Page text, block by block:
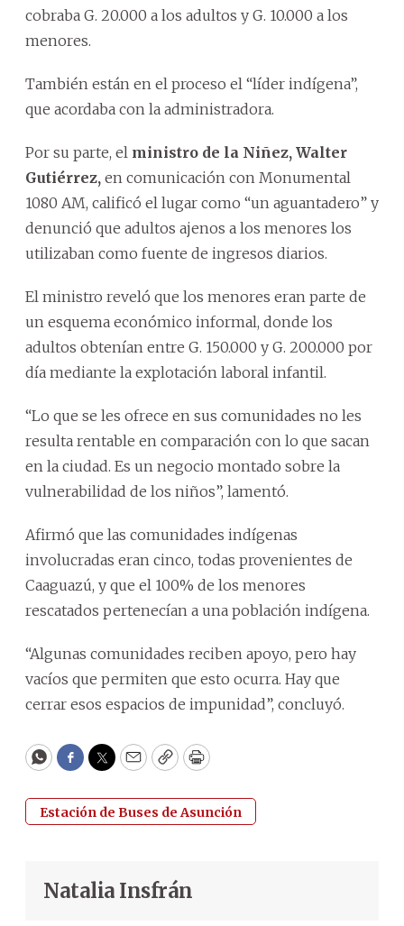
cobraba G. 20.000 a los adultos y G. 10.000 a los
menores.
También están en el proceso el “líder indígena”,
que acordaba con la administradora.
Por su parte, el ministro de la Niñez, Walter
Gutiérrez, en comunicación con Monumental
1080 AM, calificó el lugar como “un aguantadero” y
denunció que adultos ajenos a los menores los
utilizaban como fuente de ingresos diarios.
El ministro reveló que los menores eran parte de
un esquema económico informal, donde los
adultos obtenían entre G. 150.000 y G. 200.000 por
día mediante la explotación laboral infantil.
“Lo que se les ofrece en sus comunidades no les
resulta rentable en comparación con lo que sacan
en la ciudad. Es un negocio montado sobre la
vulnerabilidad de los niños”, lamentó.
Afirmó que las comunidades indígenas
involucradas eran cinco, todas provenientes de
Caaguazú, y que el 100% de los menores
rescatados pertenecían a una población indígena.
“Algunas comunidades reciben apoyo, pero hay
vacíos que permiten que esto ocurra. Hay que
cerrar esos espacios de impunidad”, concluyó.
WhatsApp
Facebook
Twitter
EmailCopyPrint
Estación de Buses de Asunción
Natalia Insfrán